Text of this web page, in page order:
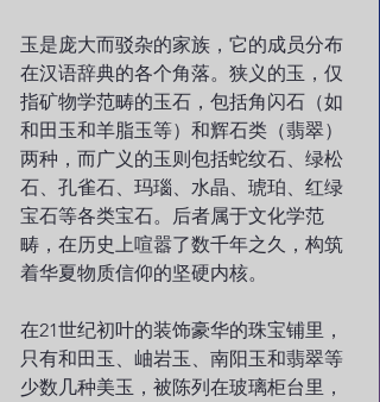
玉是庞大而驳杂的家族，它的成员分布
在汉语辞典的各个角落。狭义的玉，仅
指矿物学范畴的玉石，包括角闪石（如
和田玉和羊脂玉等）和辉石类（翡翠）
两种，而广义的玉则包括蛇纹石、绿松
石、孔雀石、玛瑙、水晶、琥珀、红绿
宝石等各类宝石。后者属于文化学范
畴，在历史上喧嚣了数千年之久，构筑
着华夏物质信仰的坚硬内核。
在21世纪初叶的装饰豪华的珠宝铺里，
只有和田玉、岫岩玉、南阳玉和翡翠等
少数几种美玉，被陈列在玻璃柜台里，